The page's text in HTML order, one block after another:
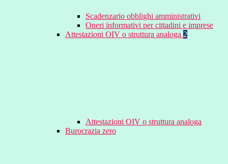
Scadenzario obblighi amministrativi
Oneri informativi per cittadini e imprese
Attestazioni OIV o struttura analoga 2
Attestazioni OIV o struttura analoga
Burocrazia zero